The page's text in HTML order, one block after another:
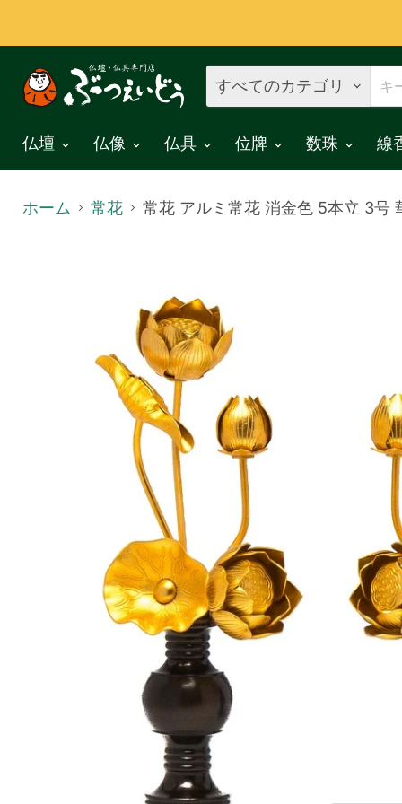
すべてのカテゴリ
仏壇 仏像 仏具 位牌 数珠 線
ホーム 常花 常花 アルミ常花 消金色 5本立 3号